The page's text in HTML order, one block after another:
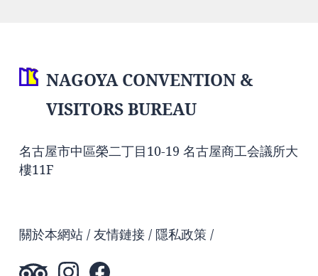
NAGOYA CONVENTION &
VISITORS BUREAU
名古屋市中區榮二丁目10-19 名古屋商工会議所大
樓11F
關於本網站 友情鏈接 隱私政策